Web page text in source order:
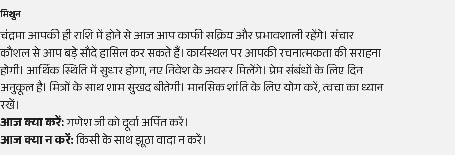
मिथुन
चंद्रमा आपकी ही राशि में होने से आज आप काफी सक्रिय और प्रभावशाली रहेंगे। संचार
कौशल से आप बड़े सौदे हासिल कर सकते हैं। कार्यस्थल पर आपकी रचनात्मकता की सराहना
होगी। आर्थिक स्थिति में सुधार होगा, नए निवेश के अवसर मिलेंगे। प्रेम संबंधों के लिए दिन
अनुकूल है। मित्रों के साथ शाम सुखद बीतेगी। मानसिक शांति के लिए योग करें, त्वचा का ध्यान
रखें।
आज क्या करें:गणेश जी को दूर्वा अर्पित करें।
आज क्या न करें:किसी के साथ झूठा वादा न करें।